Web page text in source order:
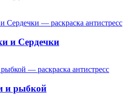
и Сердечки
и рыбкой